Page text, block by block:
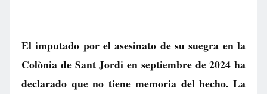
El imputado por el asesinato de su suegra en la
Colònia de Sant Jordi en septiembre de 2024 ha
declarado que no tiene memoria del hecho. La